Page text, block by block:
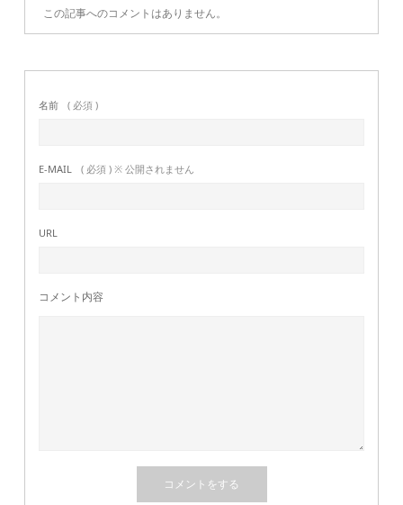
この記事へのコメントはありません。
名前 ( 必須 )
E-MAIL ( 必須 ) ※ 公開されません
URL
コメント内容